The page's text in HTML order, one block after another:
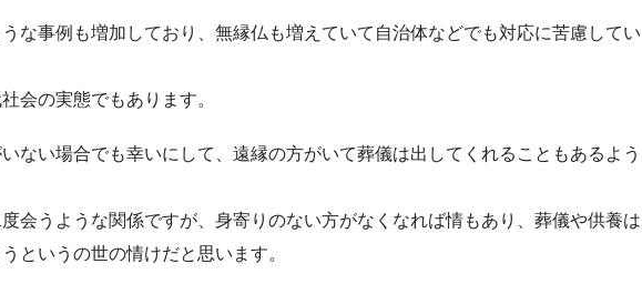
な事例も増加しており、無縁仏も増えていて自治体などでも対応に苦慮してい
会の実態でもあります。
ない場合でも幸いにして、遠縁の方がいて葬儀は出してくれることもあるよう
会うような関係ですが、身寄りのない方がなくなれば情もあり、葬儀や供養は
というの世の情けだと思います。